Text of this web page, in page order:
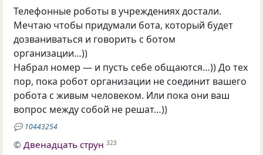
Телефонные роботы в учреждениях достали.
Мечтаю чтобы придумали бота, который будет
дозваниваться и говорить с ботом
организации…))
Набрал номер — и пусть себе общаются…)) До тех
пор, пока робот организации не соединит вашего
робота с живым человеком. Или пока они ваш
вопрос между собой не решат…))
💬 10443254
©Двенадцать струн 323